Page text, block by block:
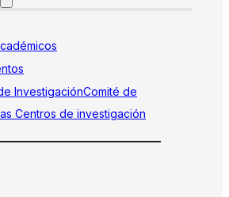
InvestigaciónComité de
Centros de investigación